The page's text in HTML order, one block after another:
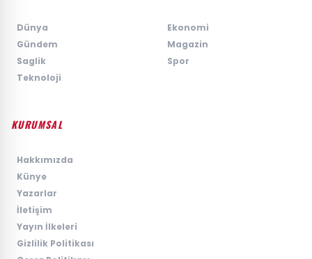
Dünya
Ekonomi
Gündem
Magazin
Saglik
Spor
Teknoloji
KURUMSAL
Hakkımızda
Künye
Yazarlar
İletişim
Yayın İlkeleri
Gizlilik Politikası